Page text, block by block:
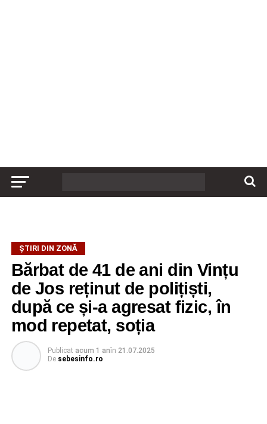
ȘTIRI DIN ZONĂ
Bărbat de 41 de ani din Vințu
de Jos reținut de polițiști,
după ce și-a agresat fizic, în
mod repetat, soția
Publicat acum 1 anîn 21.07.2025
De sebesinfo.ro